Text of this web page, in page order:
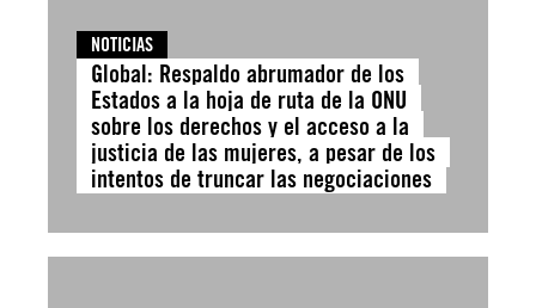
NOTICIAS
Global: Respaldo abrumador de los
Estados a la hoja de ruta de la ONU
sobre los derechos y el acceso a la
justicia de las mujeres, a pesar de los
intentos de truncar las negociaciones